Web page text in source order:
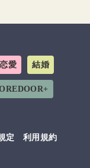
恋愛 結婚
定
利用規約